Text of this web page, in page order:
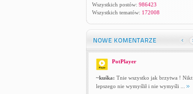
Wszystkich postów: 986423
Wszystkich tematów: 172008
PotPlayer
~kuśka: Tnie wszystko jak brzytwa ! Nikt
lepszego nie wymyślił i nie wymyśli ...